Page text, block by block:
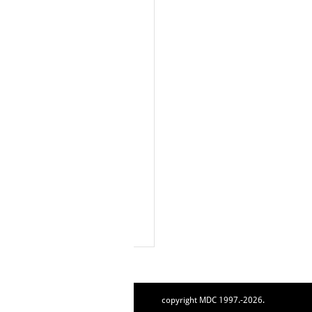
copyright MDC 1997.-2026.